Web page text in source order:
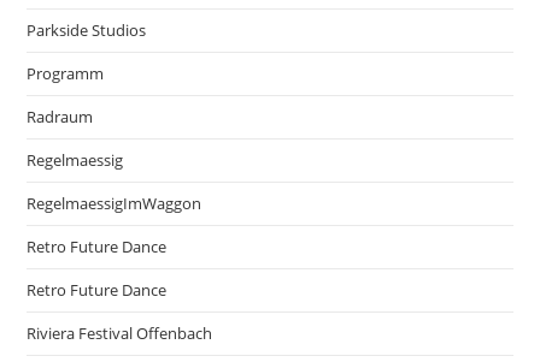
Parkside Studios
Programm
Radraum
Regelmaessig
RegelmaessigImWaggon
Retro Future Dance
Retro Future Dance
Riviera Festival Offenbach